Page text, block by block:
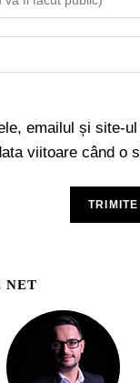
emailul și site-
viitoare când o
NET